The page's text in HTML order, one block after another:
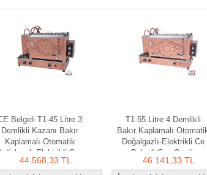
Belgeli T1-45 Litre 3
Demlikli Kazanı Bakır
Kaplamalı Otomatik
Elektrikli Çay
Ocağı
44.568,33 TL
T1-55 Litre 4 Demlikli
Bakır Kaplamalı
Doğalgazlı-Elektrikli Ce
Belgeli Çay Ocağı
46.141,33 TL